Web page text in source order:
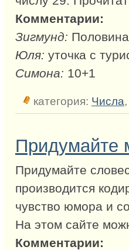
Комментарии:
Зигмунд:
Юля: уточка с
Симона: 10+1
категория: Числа,
Придумайте
Придумайте
производится
чувство юмора и
На этом сайте
Комментарии: